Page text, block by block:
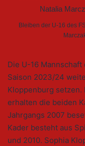
Bleiben der U-16 des
Die U-16
Saison 2023/24
Kloppenburg
erhalten die beiden
Jahrgangs 2007
Kader besteht aus
und 2010. Sophia